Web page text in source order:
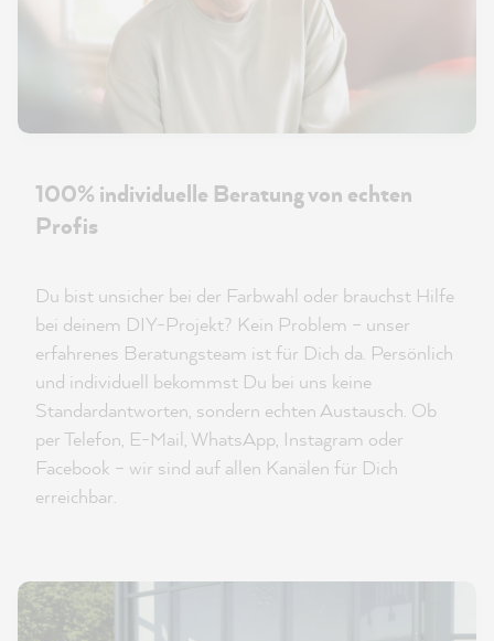
100% individuelle Beratung von echten
Profis
Du bist unsicher bei der Farbwahl oder brauchst Hilfe
bei deinem DIY-Projekt? Kein Problem – unser
erfahrenes Beratungsteam ist für Dich da. Persönlich
und individuell bekommst Du bei uns keine
Standardantworten, sondern echten Austausch. Ob
per Telefon, E-Mail, WhatsApp, Instagram oder
Facebook – wir sind auf allen Kanälen für Dich
erreichbar.